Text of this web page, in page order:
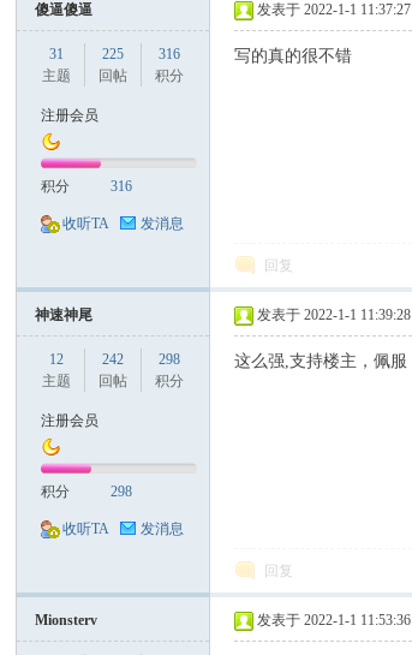
傻逼傻逼
31
主题
225
回帖
316
积分
注册会员
积分 316
收听TA 发消息
发表于 2022-1-1 11:37:27
写的真的很不错
回复
神速神尾
12
主题
242
回帖
298
积分
注册会员
积分 298
收听TA 发消息
发表于 2022-1-1 11:39:28
这么强,支持楼主，佩服
回复
Mionsterv 发表于 2022-1-1 11:53:36